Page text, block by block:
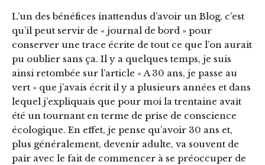
L’un des bénéfices inattendus d’avoir un Blog, c’est
qu’il peut servir de « journal de bord » pour
conserver une trace écrite de tout ce que l’on aurait
pu oublier sans ça. Il y a quelques temps, je suis
ainsi retombée sur l’article « A 30 ans, je passe au
vert » que j’avais écrit il y a plusieurs années et dans
lequel j’expliquais que pour moi la trentaine avait
été un tournant en terme de prise de conscience
écologique. En effet, je pense qu’avoir 30 ans et,
plus généralement, devenir adulte, va souvent de
pair avec le fait de commencer à se préoccuper de